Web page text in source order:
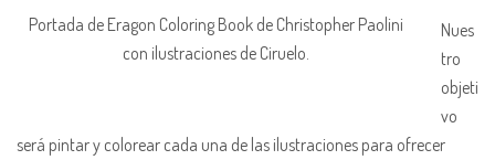
Portada de Eragon Coloring Book de Christopher Paolini
con ilustraciones de Ciruelo.
Nues
tro
objeti
vo
será pintar y colorear cada una de las ilustraciones para ofrecer